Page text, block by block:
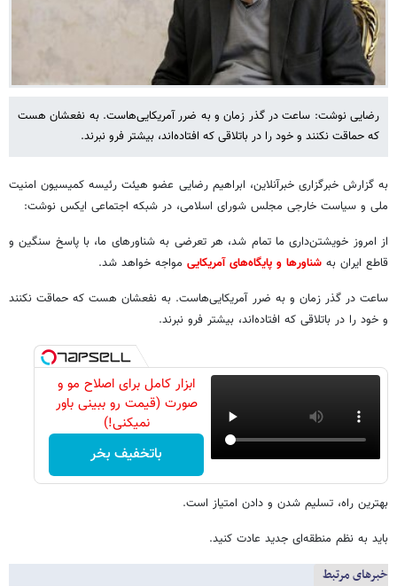
رضایی نوشت: ساعت در گذر زمان و به ضرر آمریکایی‌هاست. به نفعشان هست
که حماقت نکنند و خود را در باتلاقی که افتاده‌اند، بیشتر فرو نبرند.
به گزارش خبرگزاری خبرآنلاین، ابراهیم رضایی عضو هیئت رئیسه کمیسیون امنیت
ملی و سیاست خارجی مجلس شورای اسلامی، در شبکه اجتماعی ایکس نوشت:
از امروز خویشتن‌داری ما تمام شد، هر تعرضی به شناورهای ما، با پاسخ سنگین و
قاطع ایران به شناورها و پایگاه‌های آمریکایی مواجه خواهد شد.
ساعت در گذر زمان و به ضرر آمریکایی‌هاست. به نفعشان هست که حماقت نکنند
و خود را در باتلاقی که افتاده‌اند، بیشتر فرو نبرند.
ابزار کامل برای اصلاح مو و
صورت (قیمت رو ببینی باور
نمیکنی!)
باتخفیف بخر
بهترین راه، تسلیم شدن و دادن امتیاز است.
باید به نظم منطقه‌ای جدید عادت کنید.
خبرهای مرتبط